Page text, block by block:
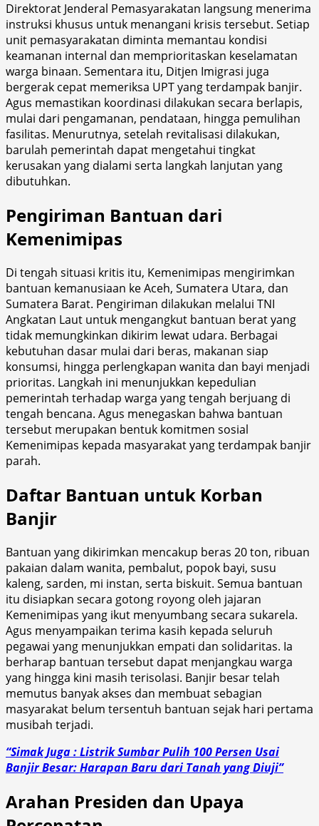
Direktorat Jenderal Pemasyarakatan langsung menerima
instruksi khusus untuk menangani krisis tersebut. Setiap
unit pemasyarakatan diminta memantau kondisi
keamanan internal dan memprioritaskan keselamatan
warga binaan. Sementara itu, Ditjen Imigrasi juga
bergerak cepat memeriksa UPT yang terdampak banjir.
Agus memastikan koordinasi dilakukan secara berlapis,
mulai dari pengamanan, pendataan, hingga pemulihan
fasilitas. Menurutnya, setelah revitalisasi dilakukan,
barulah pemerintah dapat mengetahui tingkat
kerusakan yang dialami serta langkah lanjutan yang
dibutuhkan.
Pengiriman Bantuan dari
Kemenimipas
Di tengah situasi kritis itu, Kemenimipas mengirimkan
bantuan kemanusiaan ke Aceh, Sumatera Utara, dan
Sumatera Barat. Pengiriman dilakukan melalui TNI
Angkatan Laut untuk mengangkut bantuan berat yang
tidak memungkinkan dikirim lewat udara. Berbagai
kebutuhan dasar mulai dari beras, makanan siap
konsumsi, hingga perlengkapan wanita dan bayi menjadi
prioritas. Langkah ini menunjukkan kepedulian
pemerintah terhadap warga yang tengah berjuang di
tengah bencana. Agus menegaskan bahwa bantuan
tersebut merupakan bentuk komitmen sosial
Kemenimipas kepada masyarakat yang terdampak banjir
parah.
Daftar Bantuan untuk Korban
Banjir
Bantuan yang dikirimkan mencakup beras 20 ton, ribuan
pakaian dalam wanita, pembalut, popok bayi, susu
kaleng, sarden, mi instan, serta biskuit. Semua bantuan
itu disiapkan secara gotong royong oleh jajaran
Kemenimipas yang ikut menyumbang secara sukarela.
Agus menyampaikan terima kasih kepada seluruh
pegawai yang menunjukkan empati dan solidaritas. Ia
berharap bantuan tersebut dapat menjangkau warga
yang hingga kini masih terisolasi. Banjir besar telah
memutus banyak akses dan membuat sebagian
masyarakat belum tersentuh bantuan sejak hari pertama
musibah terjadi.
“Simak Juga : Listrik Sumbar Pulih 100 Persen Usai
Banjir Besar: Harapan Baru dari Tanah yang Diuji”
Arahan Presiden dan Upaya